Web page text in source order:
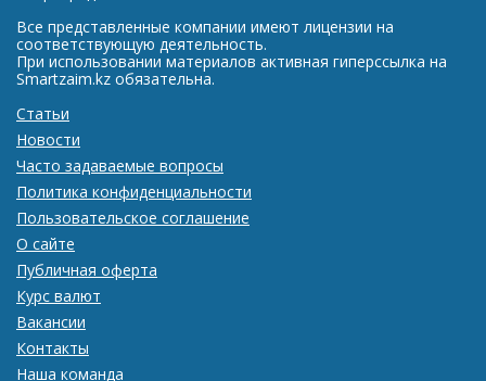
Все представленные компании имеют лицензии на
соответствующую деятельность.
При использовании материалов активная гиперссылка на
Smartzaim.kz обязательна.
Статьи
Новости
Часто задаваемые вопросы
Политика конфиденциальности
Пользовательское соглашение
О сайте
Публичная оферта
Курс валют
Вакансии
Контакты
Наша команда